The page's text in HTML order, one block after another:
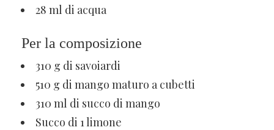
28 ml di acqua
Per la composizione
310 g di savoiardi
510 g di mango maturo a cubetti
310 ml di succo di mango
Succo di 1 limone